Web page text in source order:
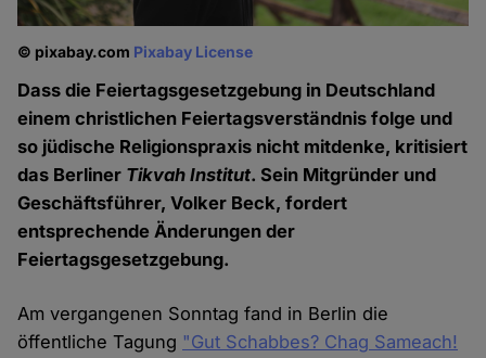
© pixabay.com Pixabay License
Dass die Feiertagsgesetzgebung in Deutschland
einem christlichen Feiertagsverständnis folge und
so jüdische Religionspraxis nicht mitdenke, kritisiert
das Berliner Tikvah Institut. Sein Mitgründer und
Geschäftsführer, Volker Beck, fordert
entsprechende Änderungen der
Feiertagsgesetzgebung.
Am vergangenen Sonntag fand in Berlin die
öffentliche Tagung "Gut Schabbes? Chag Sameach!